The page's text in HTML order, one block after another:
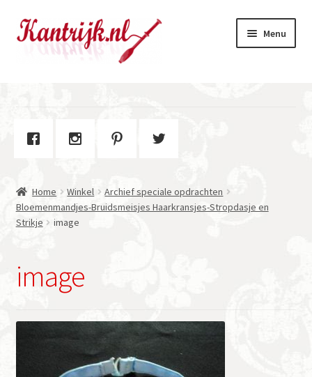
Ga
door
Ga
naar
Menu
Contact
Home Winkel
Archief speciale opdrachten
Bloemenmandjes-Bruidsmeisjes Haarkransjes-Stropdasje en
Strikje
image
image